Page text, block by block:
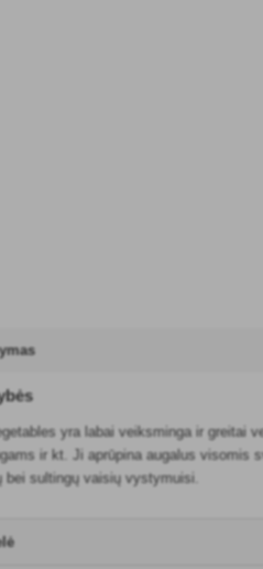
yra labai veiksminga ir greitai
ir kt. Ji aprūpina augalus visomis
bei sultingų vaisių vystymuisi.